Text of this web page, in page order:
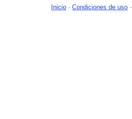
Inicio - Condiciones de uso -